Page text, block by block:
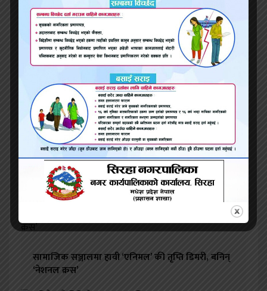
भ्वाइस खबर २०७९ फाल्गुन २९, सोमबार ०४:१५
प्रतिक्रिया
सम्बन्धित समाचार
बीजेपी फकाउन खोज्दा कला गुमाएको ‘इमर्जेन्सी’
सामाजिक सञ्जालमा हावी ‘एनिमल’ की तृप्ति डिमरी, बनिन्
‘नेशनल क्रस’